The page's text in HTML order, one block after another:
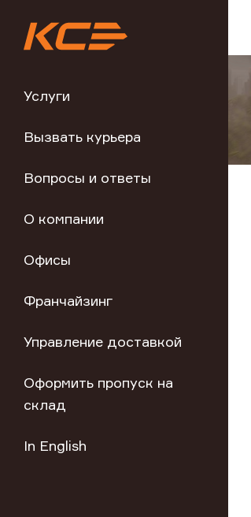
Услуги
Вызвать курьера
Вопросы и ответы
О компании
Офисы
Франчайзинг
Управление доставкой
Оформить пропуск на
склад
In English